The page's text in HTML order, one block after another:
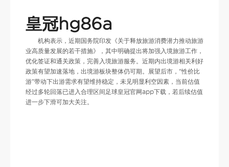
皇冠hg86a
机构表示，近期国务院印发《关于释放旅游消费潜力推动旅游
业高质量发展的若干措施》，其中明确提出将加强入境旅游工作，
优化签证和通关政策，完善入境旅游服务。近期内出境游相关利好
政策有望加速落地，出境游板块整体仍可期。展望后市，“性价比
游”带动下出游需求有望维持稳定，未见明显利空因素，当前估值
经过多轮回落已进入合理区间足球皇冠官网app下载，若后续估值
进一步下滑可加大关注。